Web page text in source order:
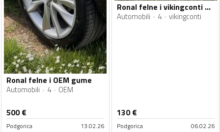
Ronal felne i OEM gume
Automobili 4 OEM
500€
Podgorica 13.02.26
Ronal felne i vikingconti gume
Automobili 4 vikingconti
130€
Podgorica 06.02.26